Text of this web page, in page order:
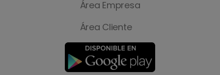
Área Empresa
Área Cliente